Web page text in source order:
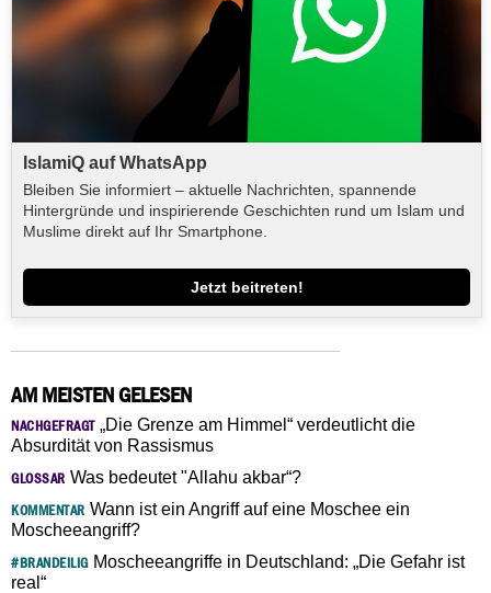
IslamiQ auf WhatsApp
Bleiben Sie informiert – aktuelle Nachrichten, spannende
Hintergründe und inspirierende Geschichten rund um Islam und
Muslime direkt auf Ihr Smartphone.
Jetzt beitreten!
AM MEISTEN GELESEN
NACHGEFRAGT„Die Grenze am Himmel“ verdeutlicht die
Absurdität von Rassismus
GLOSSAR Was bedeutet "Allahu akbar“?
KOMMENTAR Wann ist ein Angriff auf eine Moschee ein
Moscheeangriff?
#BRANDEILIGMoscheeangriffe in Deutschland: „Die Gefahr ist
real“